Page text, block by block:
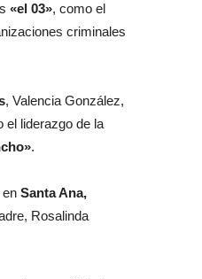
«el 03», como el
criminales
, Valencia González,
el liderazgo de la
.
Santa Ana,
Rosalinda